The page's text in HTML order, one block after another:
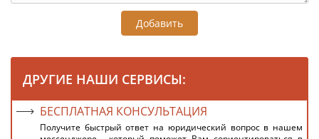
Добавить
ДРУГИЕ НАШИ СЕРВИСЫ:
БЕСПЛАТНАЯ КОНСУЛЬТАЦИЯ
Получите быстрый ответ на юридический вопрос в нашем